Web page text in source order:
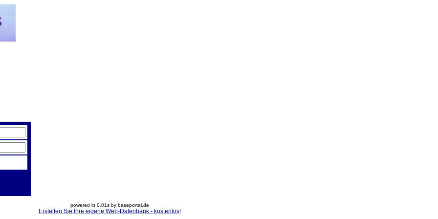
powered in 0.01s by baseportal.de
Erstellen Sie Ihre eigene Web-Datenbank - kostenlos!